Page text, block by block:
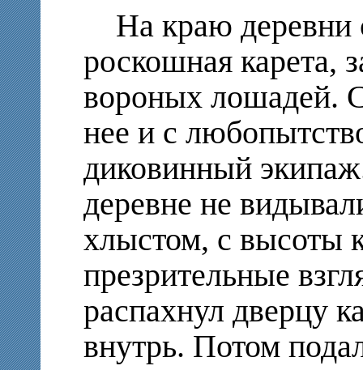
На краю деревни
роскошная карета,
вороных лошадей.
нее и с
диковинный
деревне не
хлыстом, с высоты
презрительные
распахнул дверцу
внутрь. Потом